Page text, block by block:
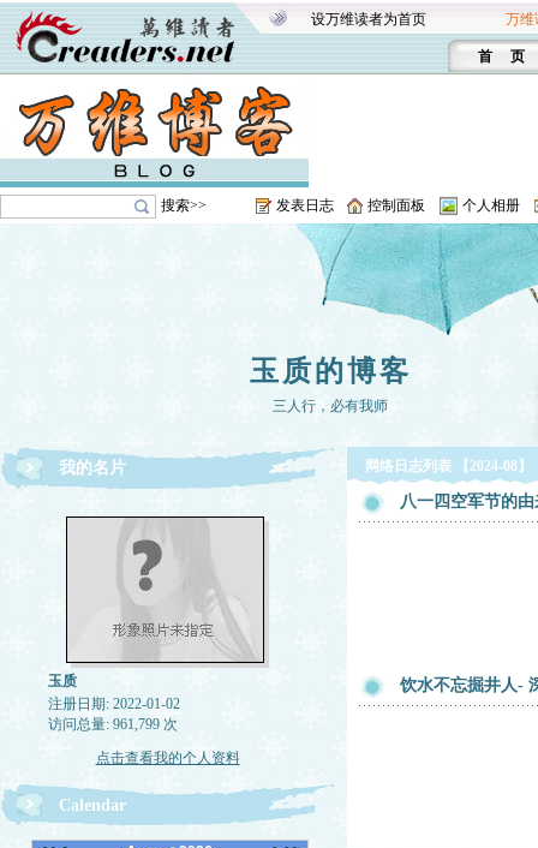
设万维读者为首页 万维
首 页
搜索>> 发表日志 控制面板 个人相册
玉质的博客
三人行，必有我师
我的名片
玉质
注册日期: 2022-01-02
访问总量: 961,799 次
点击查看我的个人资料
Calendar
网络日志列表 【2024-08】
八一四空军节的
饮水不忘掘井人-